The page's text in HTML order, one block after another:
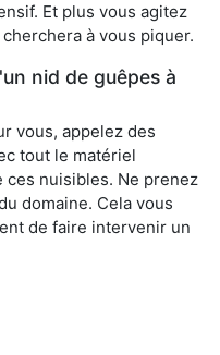
Et plus vous agitez
à vous piquer.
nid de guêpes à
vous, appelez des
tout le matériel
nuisibles. Ne prenez
domaine. Cela vous
de faire intervenir un